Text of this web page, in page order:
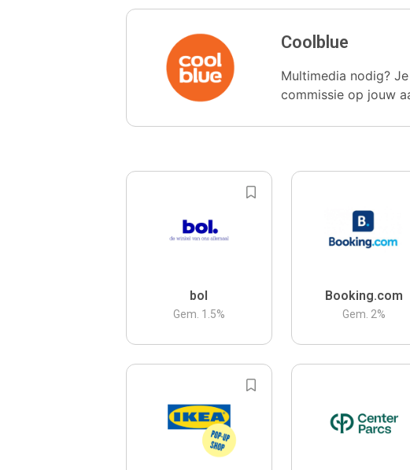
Coolblue
Multimedia nodig?
commissie op jouw
bol
Gem. 1.5%
Booking.com
Gem. 2%